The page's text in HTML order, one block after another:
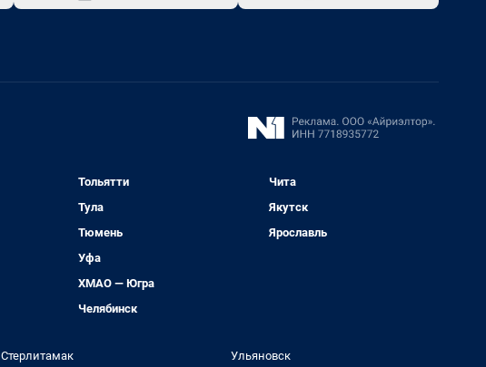
Тольятти
Тула
Тюмень
Уфа
ХМАО — Югра
Челябинск
Чита
Якутск
Ярославль
Стерлитамак Ульяновск